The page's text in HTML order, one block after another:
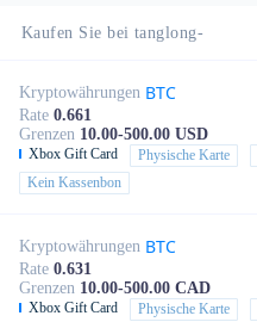
Kaufen Sie bei tanglong-
Kryptowährungen BTC
Rate 0.661
Grenzen 10.00-500.00 USD
Xbox Gift Card Physische Karte
Kein Kassenbon
Kryptowährungen BTC
Rate 0.631
Grenzen 10.00-500.00 CAD
Xbox Gift Card Physische Karte